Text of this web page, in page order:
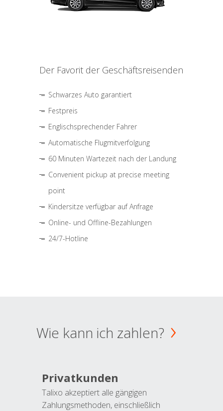
Der Favorit der Geschäftsreisenden
Schwarzes Auto garantiert
Festpreis
Englischsprechender Fahrer
Automatische Flugmitverfolgung
60 Minuten Wartezeit nach der Landung
Convenient pickup at precise meeting
point
Kindersitze verfügbar auf Anfrage
Online- und Offline-Bezahlungen
24/7-Hotline
Wie kann ich zahlen?
Privatkunden
Talixo akzeptiert alle gängigen
Zahlungsmethoden, einschließlich